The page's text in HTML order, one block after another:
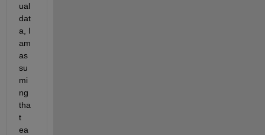
ual
dat
a, I
am
as
su
mi
ng
tha
t
ea